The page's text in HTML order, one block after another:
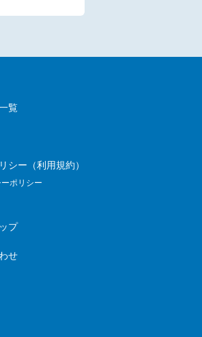
覧
シー （利用規約）
ポリシー
プ
せ